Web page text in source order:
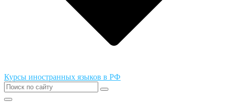
Курсы иностранных языков в РФ